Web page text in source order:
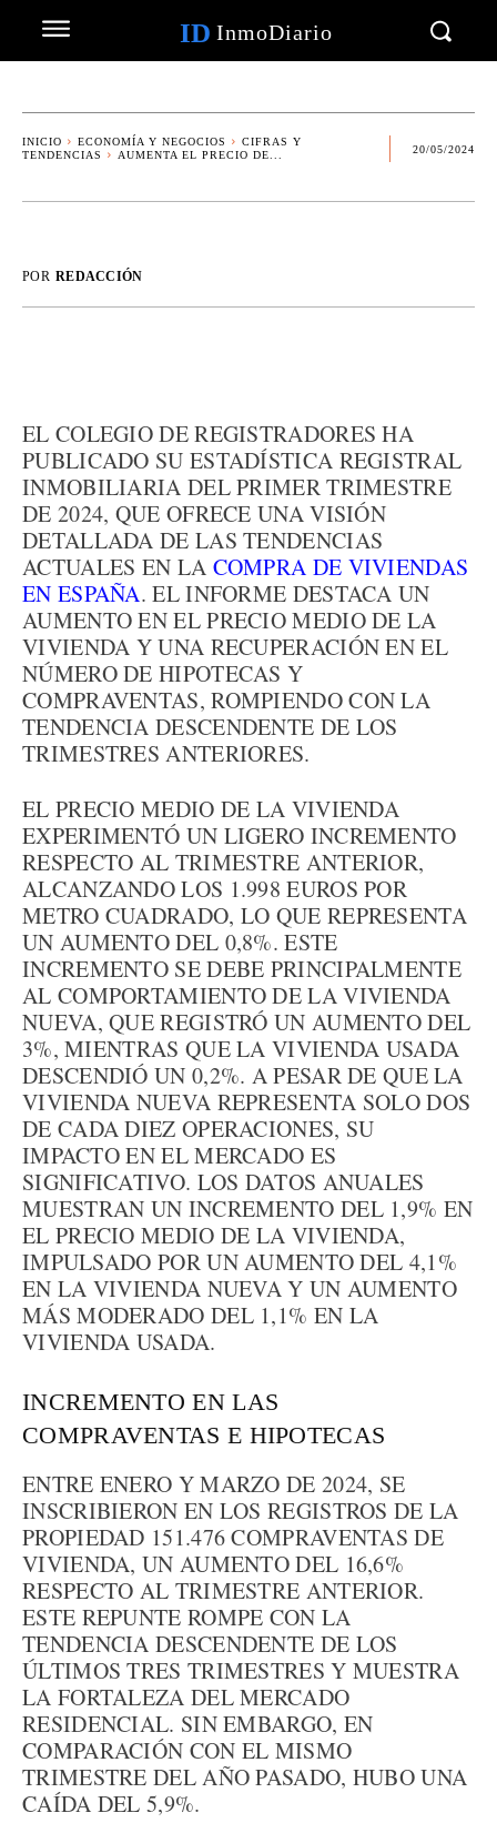
ID InmoDiario
INICIO ECONOMÍA Y NEGOCIOS
CIFRAS Y
TENDENCIAS
AUMENTA EL PRECIO DE...
20/05/2024
POR REDACCIÓN
EL COLEGIO DE REGISTRADORES HA
PUBLICADO SU ESTADÍSTICA REGISTRAL
INMOBILIARIA DEL PRIMER TRIMESTRE
DE 2024, QUE OFRECE UNA VISIÓN
DETALLADA DE LAS TENDENCIAS
ACTUALES EN LA COMPRA DE VIVIENDAS
EN ESPAÑA. EL INFORME DESTACA UN
AUMENTO EN EL PRECIO MEDIO DE LA
VIVIENDA Y UNA RECUPERACIÓN EN EL
NÚMERO DE HIPOTECAS Y
COMPRAVENTAS, ROMPIENDO CON LA
TENDENCIA DESCENDENTE DE LOS
TRIMESTRES ANTERIORES.
EL PRECIO MEDIO DE LA VIVIENDA
EXPERIMENTÓ UN LIGERO INCREMENTO
RESPECTO AL TRIMESTRE ANTERIOR,
ALCANZANDO LOS 1.998 EUROS POR
METRO CUADRADO, LO QUE REPRESENTA
UN AUMENTO DEL 0,8%. ESTE
INCREMENTO SE DEBE PRINCIPALMENTE
AL COMPORTAMIENTO DE LA VIVIENDA
NUEVA, QUE REGISTRÓ UN AUMENTO DEL
3%, MIENTRAS QUE LA VIVIENDA USADA
DESCENDIÓ UN 0,2%. A PESAR DE QUE LA
VIVIENDA NUEVA REPRESENTA SOLO DOS
DE CADA DIEZ OPERACIONES, SU
IMPACTO EN EL MERCADO ES
SIGNIFICATIVO. LOS DATOS ANUALES
MUESTRAN UN INCREMENTO DEL 1,9% EN
EL PRECIO MEDIO DE LA VIVIENDA,
IMPULSADO POR UN AUMENTO DEL 4,1%
EN LA VIVIENDA NUEVA Y UN AUMENTO
MÁS MODERADO DEL 1,1% EN LA
VIVIENDA USADA.
INCREMENTO EN LAS
COMPRAVENTAS E HIPOTECAS
ENTRE ENERO Y MARZO DE 2024, SE
INSCRIBIERON EN LOS REGISTROS DE LA
PROPIEDAD 151.476 COMPRAVENTAS DE
VIVIENDA, UN AUMENTO DEL 16,6%
RESPECTO AL TRIMESTRE ANTERIOR.
ESTE REPUNTE ROMPE CON LA
TENDENCIA DESCENDENTE DE LOS
ÚLTIMOS TRES TRIMESTRES Y MUESTRA
LA FORTALEZA DEL MERCADO
RESIDENCIAL. SIN EMBARGO, EN
COMPARACIÓN CON EL MISMO
TRIMESTRE DEL AÑO PASADO, HUBO UNA
CAÍDA DEL 5,9%.